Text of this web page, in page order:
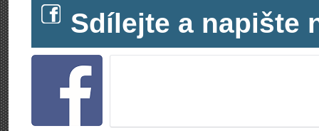
Sdílejte a napište